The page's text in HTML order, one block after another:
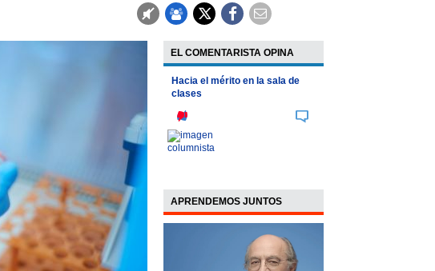
EL COMENTARISTA OPINA
Hacia el mérito en la sala de
clases
APRENDEMOS JUNTOS